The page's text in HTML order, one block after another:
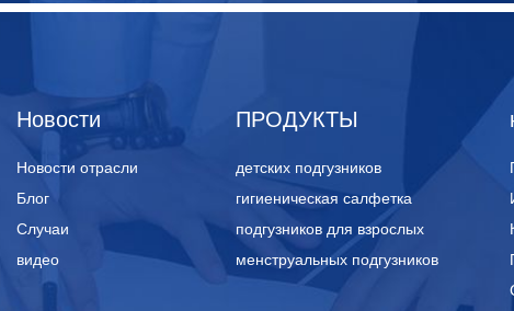
ПРОДУКТЫ
детских подгузников
гигиеническая салфетка
подгузников для взрослых
менструальных подгузников
Новости
Новости отрасли
Блог
Случаи
видео